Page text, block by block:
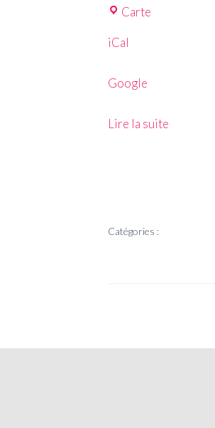
Carte
iCal
Google
Lire la suite
Catégories :